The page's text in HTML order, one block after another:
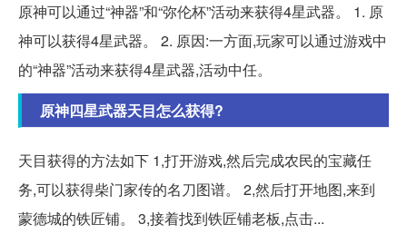
原神可以通过“神器”和“弥伦杯”活动来获得4星武器。 1. 原
神可以获得4星武器。 2. 原因:一方面,玩家可以通过游戏中
的“神器”活动来获得4星武器,活动中任。
原神四星武器天目怎么获得?
天目获得的方法如下 1,打开游戏,然后完成农民的宝藏任
务,可以获得柴门家传的名刀图谱。 2,然后打开地图,来到
蒙德城的铁匠铺。 3,接着找到铁匠铺老板,点击...